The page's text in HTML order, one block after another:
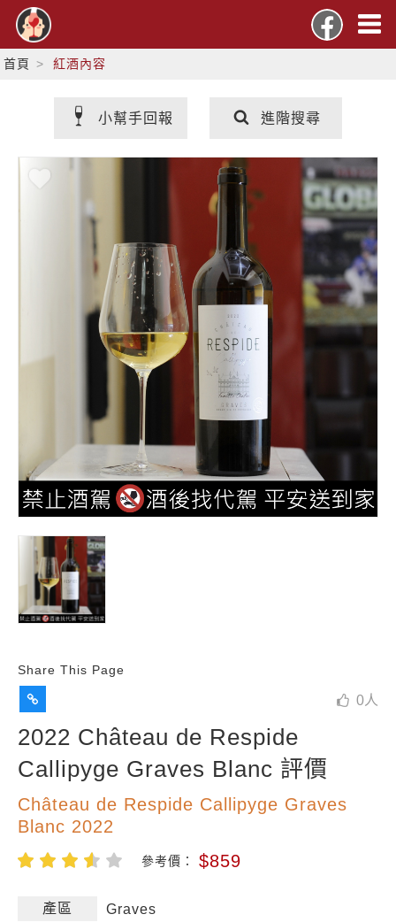
首頁 紅酒內容
小幫手回報 進階搜尋
Share This Page
0人
2022 Château de Respide
Callipyge Graves Blanc 評價
Château de Respide Callipyge Graves
Blanc 2022
參考價： $859
產區 Graves